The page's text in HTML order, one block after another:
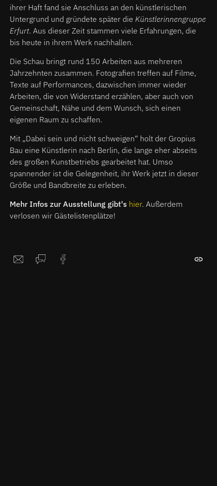
ihrer Haft fand sie Anschluss an den künstlerischen
Untergrund und gründete später die Künstlerinnengruppe
Erfurt. Aus dieser Zeit stammen viele Erfahrungen, die
bis heute in ihrem Werk nachhallen.
Die Schau bringt rund 150 Arbeiten aus mehreren
Jahrzehnten zusammen. Fotografien treffen auf Filme,
Texte auf Performances, dazwischen immer wieder
Arbeiten, die von Widerstand erzählen, aber auch von
Gemeinschaft, Nähe und dem Wunsch, sich einen
eigenen Raum zu schaffen.
Mit „Dabei sein und nicht schweigen“ holt der Gropius
Bau eine Künstlerin nach Berlin, die lange eher abseits
des großen Kunstbetriebs gearbeitet hat. Umso
spannender ist die Gelegenheit, ihr Werk jetzt in dieser
Größe und Bandbreite zu erleben.
Mehr Infos zur Ausstellung gibt's hier. Außerdem
verlosen wir Gästelistenplätze!